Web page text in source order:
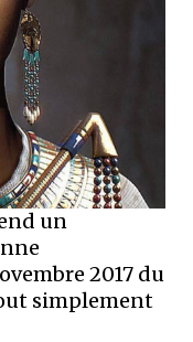
un
2017 du
simplement